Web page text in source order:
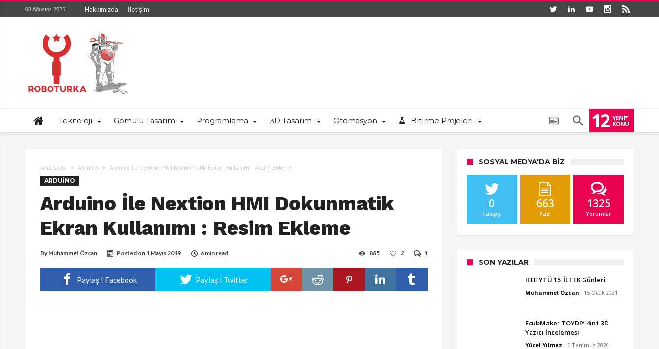
08 Ağustos 2026 Hakkımızda İletişim
Teknoloji Gömülü Tasarım Programlama 3D Tasarım Otomasyon Bitirme Projeleri 12 YENI
KONU
Ana Sayfa Arduino Arduino İle Nextion HMI Dokunmatik Ekran Kullanımı : Resim Ekleme
ARDUINO
Arduino İle Nextion HMI Dokunmatik
Ekran Kullanımı : Resim Ekleme
By Muhammet Özcan Posted on 1 Mayıs 2019 6 min read 1
2
885
Paylaş ! Facebook Paylaş ! Twitter
SOSYAL MEDYA'DA BIZ
0
Takipçi
663
Yazı
1325
Yorumlar
SON YAZILAR
IEEE YTÜ 16. İLTEK Günleri
Muhammet Özcan 15 Ocak 2021
EcubMaker TOYDIY 4in1 3D
Yazıcı İncelemesi
Yücel Yılmaz 5 Temmuz 2020